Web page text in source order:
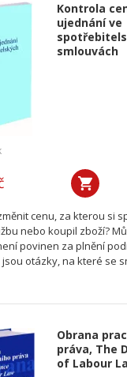
Kontrola
ujednání ve
smlouvách
cenu, za kterou si
nebo koupil zboží?
povinen za plnění
jsou otázky, na které se
Obrana
práva, The
of Labour